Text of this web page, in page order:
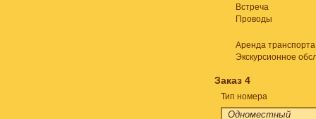
Встреча
Проводы
Аренда транспорта
Экскурсионное
Заказ 4
Тип номера